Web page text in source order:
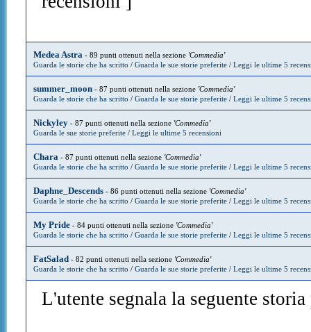
Medea Astra - 89 punti ottenuti nella sezione 'Commedia'
Guarda le storie che ha scritto / Guarda le sue storie preferite/ Leggi le ultime 5
summer_moon- 87 punti ottenuti nella sezione 'Commedia'
Guarda le storie che ha scritto / Guarda le sue storie preferite/ Leggi le ultime 5
Nickyley- 87 punti ottenuti nella sezione 'Commedia'
Guarda le sue storie preferite/ Leggi le ultime 5 recensioni
Chara - 87 punti ottenuti nella sezione 'Commedia'
Guarda le storie che ha scritto / Guarda le sue storie preferite/ Leggi le ultime 5
Daphne_Descends- 86 punti ottenuti nella sezione 'Commedia'
Guarda le storie che ha scritto / Guarda le sue storie preferite/ Leggi le ultime 5
My Pride- 84 punti ottenuti nella sezione 'Commedia'
Guarda le storie che ha scritto / Guarda le sue storie preferite/ Leggi le ultime 5
FatSalad - 82 punti ottenuti nella sezione 'Commedia'
Guarda le storie che ha scritto / Guarda le sue storie preferite/ Leggi le ultime 5
L'utente segnala la seguente